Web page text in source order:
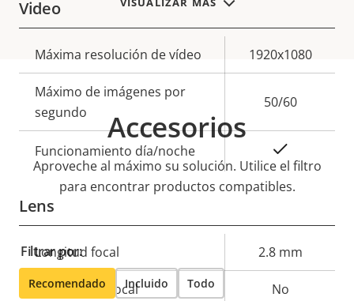
Video
Descripción
de
propiedad
Valor de
la
propiedad
Máxima resolución de vídeo 1920x1080
Máximo de imágenes por
segundo
50/60
Funcionamiento día/noche
Lens
Descripción
de
propiedad
la
propiedad
Longitud focal 2.8 mm
Objetivo varifocal No
Accesorios
Aproveche al máximo su solución. Utilice el filtro
para encontrar productos compatibles.
Filtrar por:
Recomendado Incluido Todo